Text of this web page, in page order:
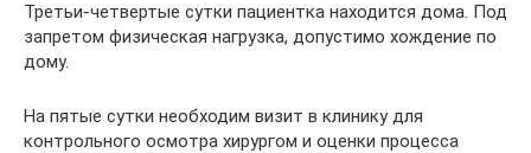
Третьи-четвертые сутки пациентка находится дома. Под
запретом физическая нагрузка, допустимо хождение по
дому.
На пятые сутки необходим визит в клинику для
контрольного осмотра хирургом и оценки процесса